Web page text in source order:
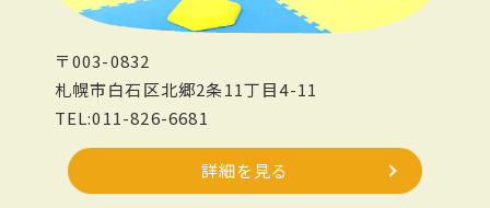
〒003-0832
札幌市白石区北郷2条11丁目4-11
TEL:011-826-6681
詳細を見る